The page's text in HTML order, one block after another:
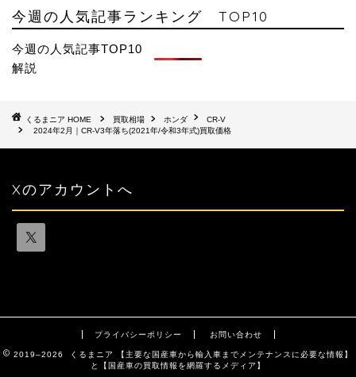
今週の人気記事ランキング TOP10
今週の人気記事TOP10
解説
HOME 買取相場 ホンダ
CR-V
2024年2月｜CR-V3年落ち(2021年/令和3年式)買取価格
Xのアカウントへ
プライバシーポリシー お問い合わせ
2019–2026 くるまニア 【主要な国産車から輸入車までメンテナンスに必要な情報】
と【国産車の買取情報を網羅するメディア】